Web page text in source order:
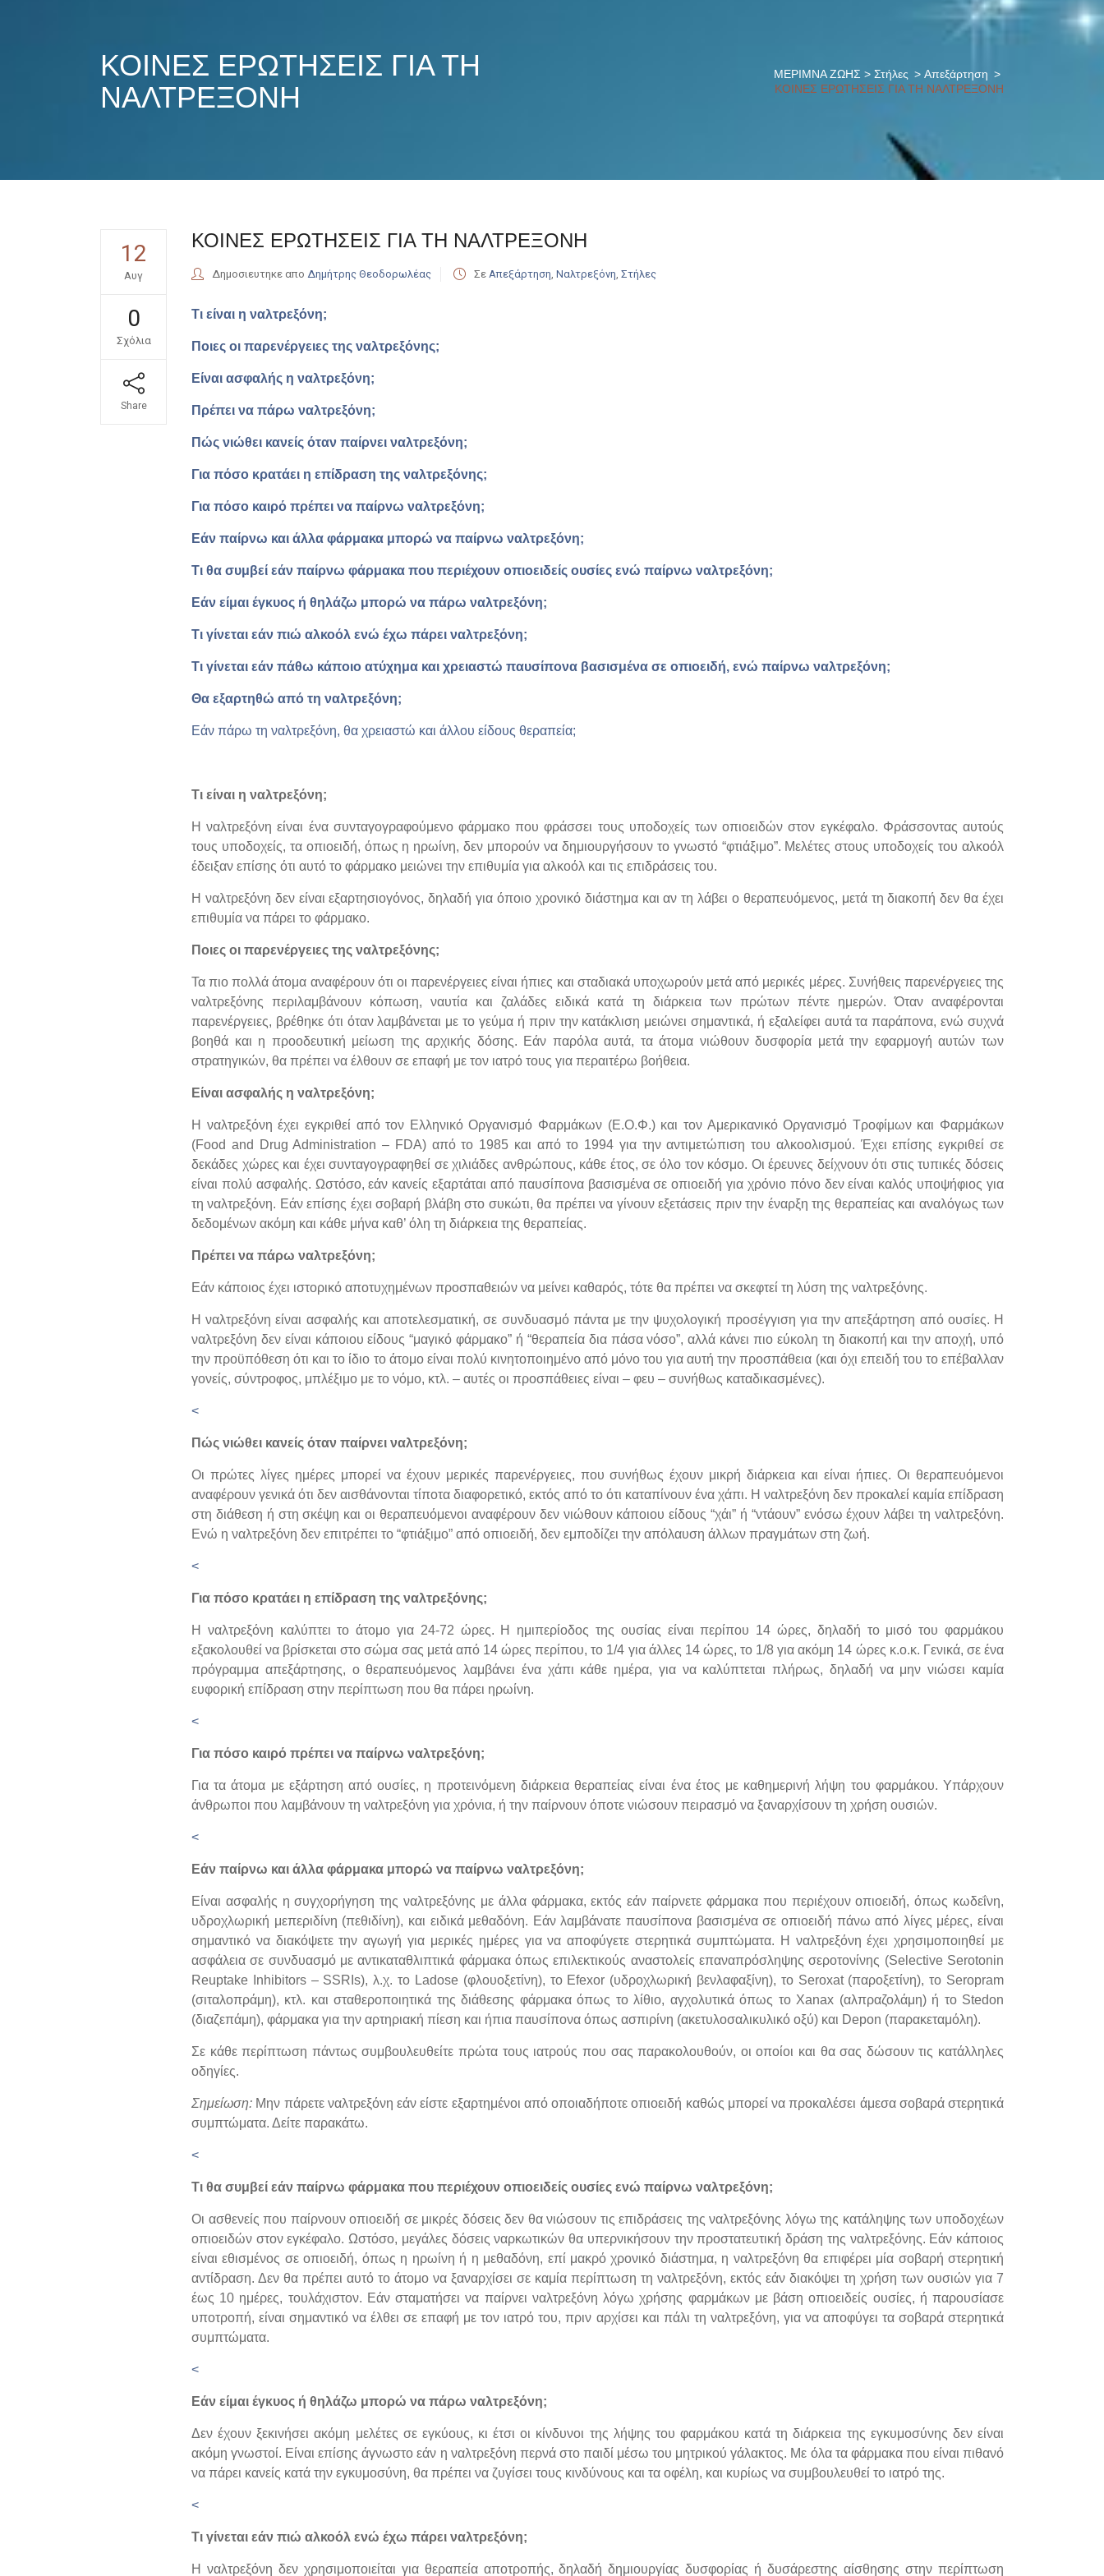
ΚΟΙΝΕΣ ΕΡΩΤΗΣΕΙΣ ΓΙΑ ΤΗ
ΝΑΛΤΡΕΞΟΝΗ
ΜΕΡΙΜΝΑ ΖΩΗΣ > Στήλες > Απεξάρτηση >
ΚΟΙΝΕΣ ΕΡΩΤΗΣΕΙΣ ΓΙΑ ΤΗ ΝΑΛΤΡΕΞΟΝΗ
12
Αυγ
0
Σχόλια
Share
ΚΟΙΝΕΣ ΕΡΩΤΗΣΕΙΣ ΓΙΑ ΤΗ ΝΑΛΤΡΕΞΟΝΗ
Δημοσιευτηκε απο Δημήτρης Θεοδορωλέας Σε Απεξάρτηση Ναλτρεξόνη Στήλες
Τι είναι η ναλτρεξόνη;
Ποιες οι παρενέργειες της ναλτρεξόνης;
Είναι ασφαλής η ναλτρεξόνη;
Πρέπει να πάρω ναλτρεξόνη;
Πώς νιώθει κανείς όταν παίρνει ναλτρεξόνη;
Για πόσο κρατάει η επίδραση της ναλτρεξόνης;
Για πόσο καιρό πρέπει να παίρνω ναλτρεξόνη;
Εάν παίρνω και άλλα φάρμακα μπορώ να παίρνω ναλτρεξόνη;
Τι θα συμβεί εάν παίρνω φάρμακα που περιέχουν οπιοειδείς ουσίες ενώ παίρνω ναλτρεξόνη;
Εάν είμαι έγκυος ή θηλάζω μπορώ να πάρω ναλτρεξόνη;
Τι γίνεται εάν πιώ αλκοόλ ενώ έχω πάρει ναλτρεξόνη;
Τι γίνεται εάν πάθω κάποιο ατύχημα και χρειαστώ παυσίπονα βασισμένα σε οπιοειδή, ενώ παίρνω ναλτρεξόνη;
Θα εξαρτηθώ από τη ναλτρεξόνη;
Εάν πάρω τη ναλτρεξόνη, θα χρειαστώ και άλλου είδους θεραπεία;
Τι είναι η ναλτρεξόνη;
Η ναλτρεξόνη είναι ένα συνταγογραφούμενο φάρμακο που φράσσει τους υποδοχείς των οπιοειδών στον εγκέφαλο. Φράσσοντας αυτούς
τους υποδοχείς, τα οπιοειδή, όπως η ηρωίνη, δεν μπορούν να δημιουργήσουν το γνωστό “φτιάξιμο”. Μελέτες στους υποδοχείς του αλκοόλ
έδειξαν επίσης ότι αυτό το φάρμακο μειώνει την επιθυμία για αλκοόλ και τις επιδράσεις του.
Η ναλτρεξόνη δεν είναι εξαρτησιογόνος, δηλαδή για όποιο χρονικό διάστημα και αν τη λάβει ο θεραπευόμενος, μετά τη διακοπή δεν θα έχει
επιθυμία να πάρει το φάρμακο.
Ποιες οι παρενέργειες της ναλτρεξόνης;
Τα πιο πολλά άτομα αναφέρουν ότι οι παρενέργειες είναι ήπιες και σταδιακά υποχωρούν μετά από μερικές μέρες. Συνήθεις παρενέργειες της
ναλτρεξόνης περιλαμβάνουν κόπωση, ναυτία και ζαλάδες ειδικά κατά τη διάρκεια των πρώτων πέντε ημερών. Όταν αναφέρονται
παρενέργειες, βρέθηκε ότι όταν λαμβάνεται με το γεύμα ή πριν την κατάκλιση μειώνει σημαντικά, ή εξαλείφει αυτά τα παράπονα, ενώ συχνά
βοηθά και η προοδευτική μείωση της αρχικής δόσης. Εάν παρόλα αυτά, τα άτομα νιώθουν δυσφορία μετά την εφαρμογή αυτών των
στρατηγικών, θα πρέπει να έλθουν σε επαφή με τον ιατρό τους για περαιτέρω βοήθεια.
Είναι ασφαλής η ναλτρεξόνη;
Η ναλτρεξόνη έχει εγκριθεί από τον Ελληνικό Οργανισμό Φαρμάκων (Ε.Ο.Φ.) και τον Αμερικανικό Οργανισμό Τροφίμων και Φαρμάκων
(Food and Drug Administration – FDA) από το 1985 και από το 1994 για την αντιμετώπιση του αλκοολισμού. Έχει επίσης εγκριθεί σε
δεκάδες χώρες και έχει συνταγογραφηθεί σε χιλιάδες ανθρώπους, κάθε έτος, σε όλο τον κόσμο. Οι έρευνες δείχνουν ότι στις τυπικές δόσεις
είναι πολύ ασφαλής. Ωστόσο, εάν κανείς εξαρτάται από παυσίπονα βασισμένα σε οπιοειδή για χρόνιο πόνο δεν είναι καλός υποψήφιος για
τη ναλτρεξόνη. Εάν επίσης έχει σοβαρή βλάβη στο συκώτι, θα πρέπει να γίνουν εξετάσεις πριν την έναρξη της θεραπείας και αναλόγως των
δεδομένων ακόμη και κάθε μήνα καθ’ όλη τη διάρκεια της θεραπείας.
Πρέπει να πάρω ναλτρεξόνη;
Εάν κάποιος έχει ιστορικό αποτυχημένων προσπαθειών να μείνει καθαρός, τότε θα πρέπει να σκεφτεί τη λύση της ναλτρεξόνης.
Η ναλτρεξόνη είναι ασφαλής και αποτελεσματική, σε συνδυασμό πάντα με την ψυχολογική προσέγγιση για την απεξάρτηση από ουσίες. Η
ναλτρεξόνη δεν είναι κάποιου είδους “μαγικό φάρμακο” ή “θεραπεία δια πάσα νόσο”, αλλά κάνει πιο εύκολη τη διακοπή και την αποχή, υπό
την προϋπόθεση ότι και το ίδιο το άτομο είναι πολύ κινητοποιημένο από μόνο του για αυτή την προσπάθεια (και όχι επειδή του το επέβαλλαν
γονείς, σύντροφος, μπλέξιμο με το νόμο, κτλ. – αυτές οι προσπάθειες είναι – φευ – συνήθως καταδικασμένες).
<
Πώς νιώθει κανείς όταν παίρνει ναλτρεξόνη;
Οι πρώτες λίγες ημέρες μπορεί να έχουν μερικές παρενέργειες, που συνήθως έχουν μικρή διάρκεια και είναι ήπιες. Οι θεραπευόμενοι
αναφέρουν γενικά ότι δεν αισθάνονται τίποτα διαφορετικό, εκτός από το ότι καταπίνουν ένα χάπι. Η ναλτρεξόνη δεν προκαλεί καμία επίδραση
στη διάθεση ή στη σκέψη και οι θεραπευόμενοι αναφέρουν δεν νιώθουν κάποιου είδους “χάι” ή “ντάουν” ενόσω έχουν λάβει τη ναλτρεξόνη.
Ενώ η ναλτρεξόνη δεν επιτρέπει το “φτιάξιμο” από οπιοειδή, δεν εμποδίζει την απόλαυση άλλων πραγμάτων στη ζωή.
<
Για πόσο κρατάει η επίδραση της ναλτρεξόνης;
Η ναλτρεξόνη καλύπτει το άτομο για 24-72 ώρες. Η ημιπερίοδος της ουσίας είναι περίπου 14 ώρες, δηλαδή το μισό του φαρμάκου
εξακολουθεί να βρίσκεται στο σώμα σας μετά από 14 ώρες περίπου, το 1/4 για άλλες 14 ώρες, το 1/8 για ακόμη 14 ώρες κ.ο.κ. Γενικά, σε ένα
πρόγραμμα απεξάρτησης, ο θεραπευόμενος λαμβάνει ένα χάπι κάθε ημέρα, για να καλύπτεται πλήρως, δηλαδή να μην νιώσει καμία
ευφορική επίδραση στην περίπτωση που θα πάρει ηρωίνη.
<
Για πόσο καιρό πρέπει να παίρνω ναλτρεξόνη;
Για τα άτομα με εξάρτηση από ουσίες, η προτεινόμενη διάρκεια θεραπείας είναι ένα έτος με καθημερινή λήψη του φαρμάκου. Υπάρχουν
άνθρωποι που λαμβάνουν τη ναλτρεξόνη για χρόνια, ή την παίρνουν όποτε νιώσουν πειρασμό να ξαναρχίσουν τη χρήση ουσιών.
<
Εάν παίρνω και άλλα φάρμακα μπορώ να παίρνω ναλτρεξόνη;
Είναι ασφαλής η συγχορήγηση της ναλτρεξόνης με άλλα φάρμακα, εκτός εάν παίρνετε φάρμακα που περιέχουν οπιοειδή, όπως κωδεΐνη,
υδροχλωρική μεπεριδίνη (πεθιδίνη), και ειδικά μεθαδόνη. Εάν λαμβάνατε παυσίπονα βασισμένα σε οπιοειδή πάνω από λίγες μέρες, είναι
σημαντικό να διακόψετε την αγωγή για μερικές ημέρες για να αποφύγετε στερητικά συμπτώματα. Η ναλτρεξόνη έχει χρησιμοποιηθεί με
ασφάλεια σε συνδυασμό με αντικαταθλιπτικά φάρμακα όπως επιλεκτικούς αναστολείς επαναπρόσληψης σεροτονίνης (Selective Serotonin
Reuptake Inhibitors – SSRIs), λ.χ. το Ladose (φλουοξετίνη), το Efexor (υδροχλωρική βενλαφαξίνη), το Seroxat (παροξετίνη), το Seropram
(σιταλοπράμη), κτλ. και σταθεροποιητικά της διάθεσης φάρμακα όπως το λίθιο, αγχολυτικά όπως το Xanax (αλπραζολάμη) ή το Stedon
(διαζεπάμη), φάρμακα για την αρτηριακή πίεση και ήπια παυσίπονα όπως ασπιρίνη (ακετυλοσαλικυλικό οξύ) και Depon (παρακεταμόλη).
Σε κάθε περίπτωση πάντως συμβουλευθείτε πρώτα τους ιατρούς που σας παρακολουθούν, οι οποίοι και θα σας δώσουν τις κατάλληλες
οδηγίες.
Σημείωση: Μην πάρετε ναλτρεξόνη εάν είστε εξαρτημένοι από οποιαδήποτε οπιοειδή καθώς μπορεί να προκαλέσει άμεσα σοβαρά στερητικά
συμπτώματα. Δείτε παρακάτω.
<
Τι θα συμβεί εάν παίρνω φάρμακα που περιέχουν οπιοειδείς ουσίες ενώ παίρνω ναλτρεξόνη;
Οι ασθενείς που παίρνουν οπιοειδή σε μικρές δόσεις δεν θα νιώσουν τις επιδράσεις της ναλτρεξόνης λόγω της κατάληψης των υποδοχέων
οπιοειδών στον εγκέφαλο. Ωστόσο, μεγάλες δόσεις ναρκωτικών θα υπερνικήσουν την προστατευτική δράση της ναλτρεξόνης. Εάν κάποιος
είναι εθισμένος σε οπιοειδή, όπως η ηρωίνη ή η μεθαδόνη, επί μακρό χρονικό διάστημα, η ναλτρεξόνη θα επιφέρει μία σοβαρή στερητική
αντίδραση. Δεν θα πρέπει αυτό το άτομο να ξαναρχίσει σε καμία περίπτωση τη ναλτρεξόνη, εκτός εάν διακόψει τη χρήση των ουσιών για 7
έως 10 ημέρες, τουλάχιστον. Εάν σταματήσει να παίρνει ναλτρεξόνη λόγω χρήσης φαρμάκων με βάση οπιοειδείς ουσίες, ή παρουσίασε
υποτροπή, είναι σημαντικό να έλθει σε επαφή με τον ιατρό του, πριν αρχίσει και πάλι τη ναλτρεξόνη, για να αποφύγει τα σοβαρά στερητικά
συμπτώματα.
<
Εάν είμαι έγκυος ή θηλάζω μπορώ να πάρω ναλτρεξόνη;
Δεν έχουν ξεκινήσει ακόμη μελέτες σε εγκύους, κι έτσι οι κίνδυνοι της λήψης του φαρμάκου κατά τη διάρκεια της εγκυμοσύνης δεν είναι
ακόμη γνωστοί. Είναι επίσης άγνωστο εάν η ναλτρεξόνη περνά στο παιδί μέσω του μητρικού γάλακτος. Με όλα τα φάρμακα που είναι πιθανό
να πάρει κανείς κατά την εγκυμοσύνη, θα πρέπει να ζυγίσει τους κινδύνους και τα οφέλη, και κυρίως να συμβουλευθεί το ιατρό της.
<
Τι γίνεται εάν πιώ αλκοόλ ενώ έχω πάρει ναλτρεξόνη;
Η ναλτρεξόνη δεν χρησιμοποιείται για θεραπεία αποτροπής, δηλαδή δημιουργίας δυσφορίας ή δυσάρεστης αίσθησης στην περίπτωση